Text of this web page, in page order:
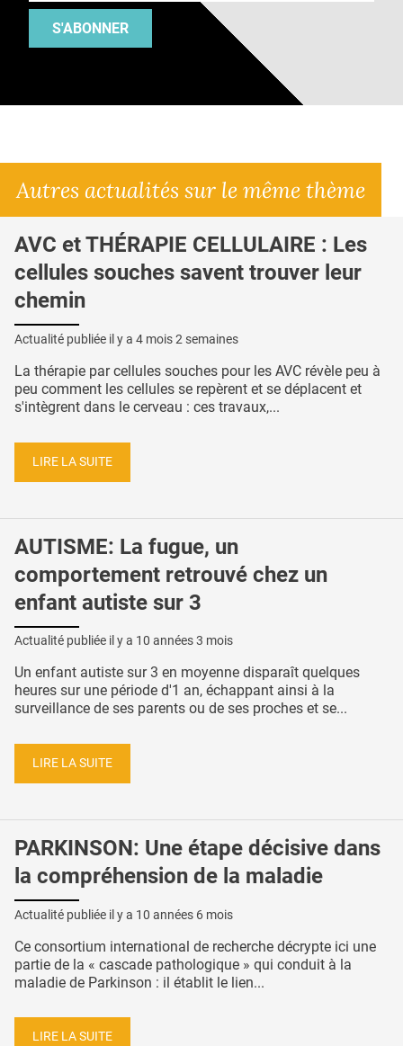
S'ABONNER
Autres actualités sur le même thème
AVC et THÉRAPIE CELLULAIRE : Les
cellules souches savent trouver leur
chemin
Actualité publiée il y a 4 mois 2 semaines
La thérapie par cellules souches pour les AVC révèle peu à
peu comment les cellules se repèrent et se déplacent et
s'intègrent dans le cerveau : ces travaux,...
LIRE LA SUITE
AUTISME: La fugue, un
comportement retrouvé chez un
enfant autiste sur 3
Actualité publiée il y a 10 années 3 mois
Un enfant autiste sur 3 en moyenne disparaît quelques
heures sur une période d'1 an, échappant ainsi à la
surveillance de ses parents ou de ses proches et se...
LIRE LA SUITE
PARKINSON: Une étape décisive dans
la compréhension de la maladie
Actualité publiée il y a 10 années 6 mois
Ce consortium international de recherche décrypte ici une
partie de la « cascade pathologique » qui conduit à la
maladie de Parkinson : il établit le lien...
LIRE LA SUITE